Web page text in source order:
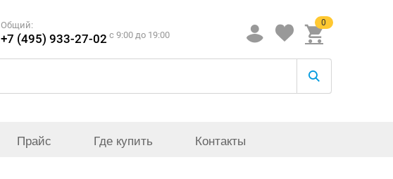
Общий:
+7 (495) 933-27-02 c 9:00 до 19:00
0
Прайс Где купить Контакты